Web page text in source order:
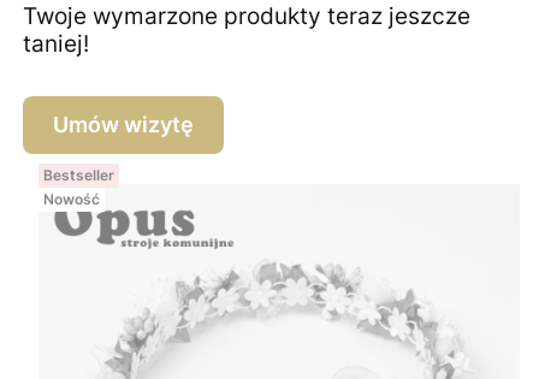
Twoje wymarzone produkty teraz jeszcze
taniej!
Umów wizytę
Bestseller
Nowość